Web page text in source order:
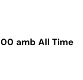
amb All Time